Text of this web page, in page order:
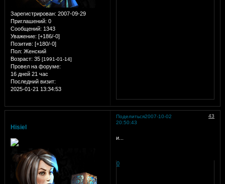
Зарегистрирован: 2007-09-29
Приглашений: 0
Сообщений: 1343
Уважение: [+186/-0]
Позитив: [+180/-0]
Пол: Женский
Возраст: 35 [1991-01-14]
Провел на форуме:
16 дней 21 час
Последний визит:
2025-01-21 13:34:53
Поделиться 43
2007-10-02
20:50:43
Hisiel
и...
0